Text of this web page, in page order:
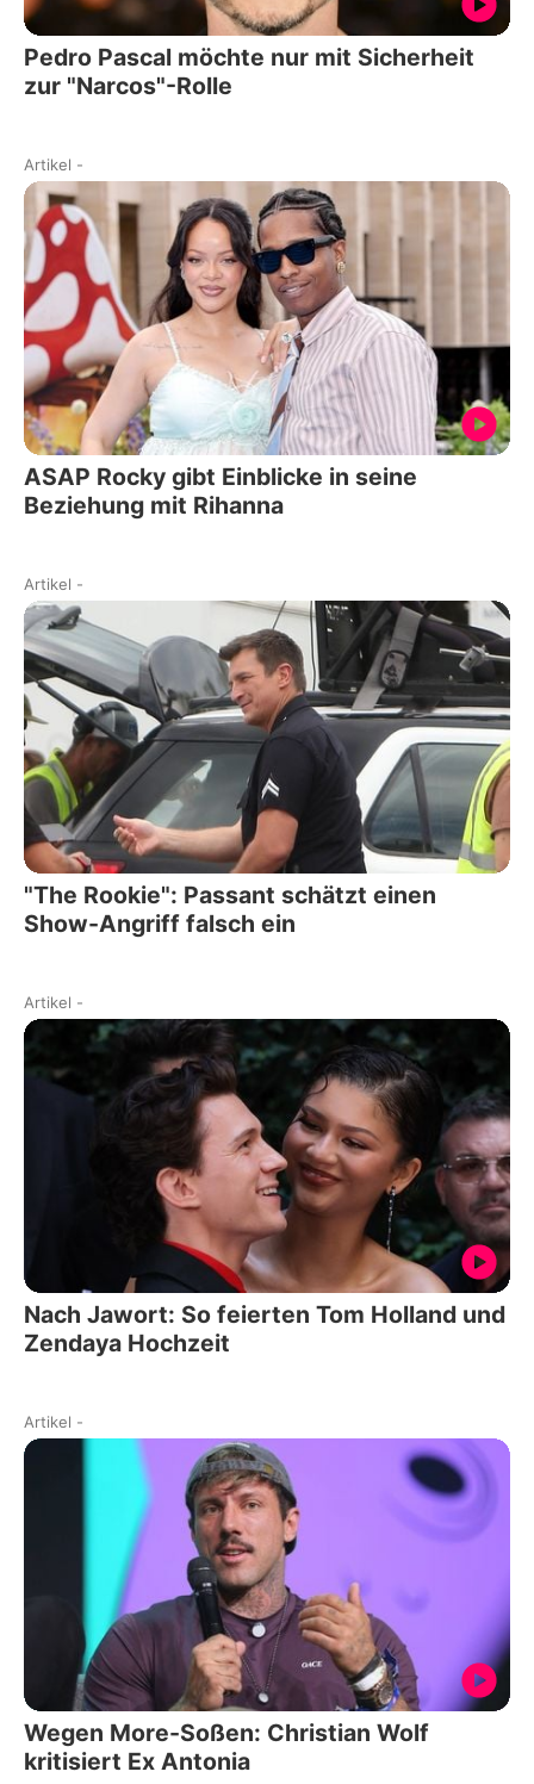
Pedro Pascal möchte nur mit Sicherheit
zur "Narcos"-Rolle
Artikel -
ASAP Rocky gibt Einblicke in seine
Beziehung mit Rihanna
Artikel -
"The Rookie": Passant schätzt einen
Show-Angriff falsch ein
Artikel -
Nach Jawort: So feierten Tom Holland und
Zendaya Hochzeit
Artikel -
Wegen More-Soßen: Christian Wolf
kritisiert Ex Antonia